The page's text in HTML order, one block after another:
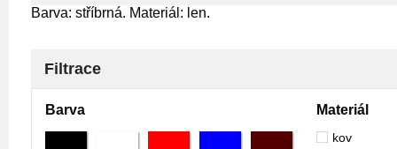
Barva: stříbrná. Materiál: len.
Filtrace
Barva Materiál
kov